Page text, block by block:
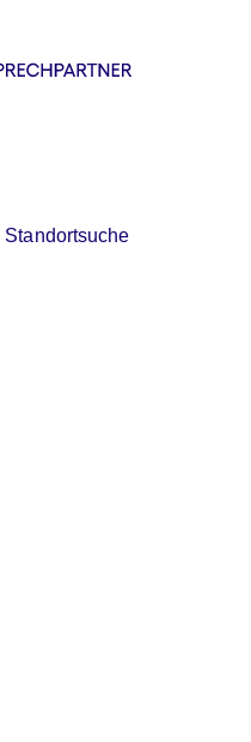
Direkt zum Kopf der
Direkt zum Inhalt
Direkt zum Fuß der
Standortsuche